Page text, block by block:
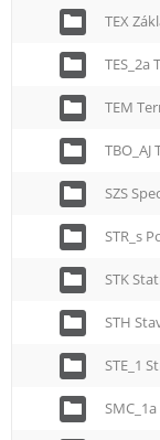
TEX
TES_2a
TEM
SZS
STR_s
STK
STH
STE_1